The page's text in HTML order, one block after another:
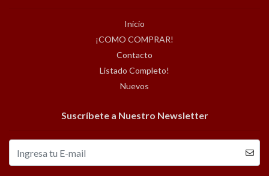
Inicio
¡COMO COMPRAR!
Contacto
Listado Completo!
Nuevos
Suscríbete a Nuestro Newsletter